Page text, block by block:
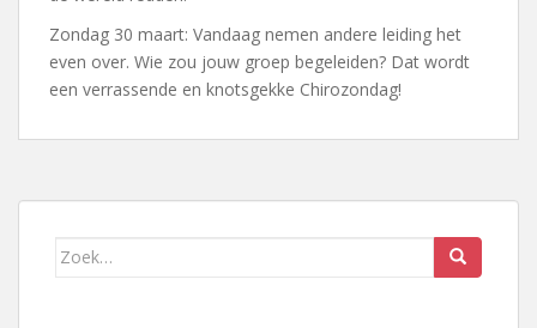
Zondag 30 maart: Vandaag nemen andere leiding het
even over. Wie zou jouw groep begeleiden? Dat wordt
een verrassende en knotsgekke Chirozondag!
Zoek